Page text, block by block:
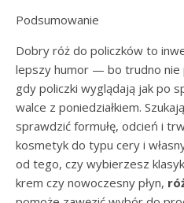
Podsumowanie
Dobry róż do policzków to
lepszy humor — bo trudno nie
gdy policzki wyglądają jak po
walce z poniedziałkiem.
sprawdzić formułę, odcień i
kosmetyk do typu cery i
od tego, czy wybierzesz
krem czy nowoczesny płyn,